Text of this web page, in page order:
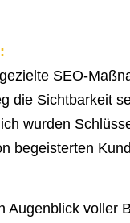
SEO-
die Sichtbarkeit
wurden
begeisterten
Augenblick voller